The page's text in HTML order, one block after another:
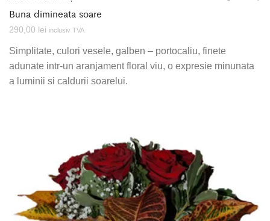
Buna dimineata soare
290,00 lei inclusiv TVA
Simplitate, culori vesele, galben – portocaliu, finete
adunate intr-un aranjament floral viu, o expresie minunata
a luminii si caldurii soarelui.